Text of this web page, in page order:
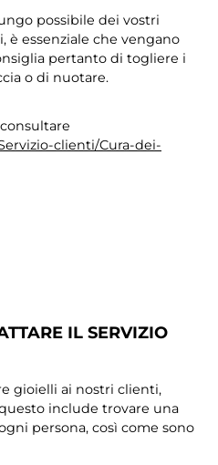
possibile dei vostri
è essenziale che vengano
pertanto di togliere i
o di nuotare.
clienti/Cura-dei-
IL SERVIZIO
gioielli ai nostri clienti,
include trovare una
persona, così come sono